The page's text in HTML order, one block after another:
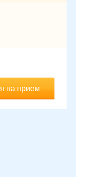
на прием